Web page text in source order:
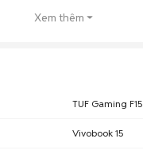
Xem thêm
TUF Gaming F15
Vivobook 15